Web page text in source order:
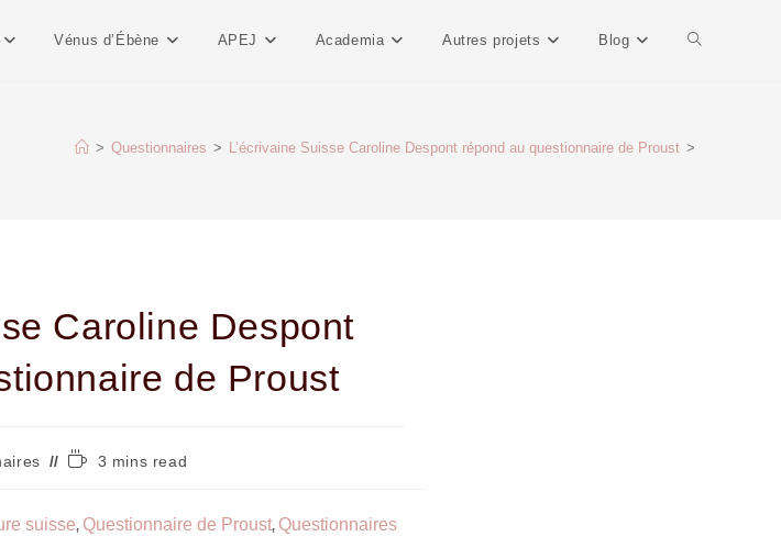
Vénus d’Ébène APEJ Academia Autres projets Blog
> Questionnaires > L’écrivaine Suisse Caroline Despont répond au questionnaire de Proust >
Caroline Despont
de Proust
3 mins read
suisse, Questionnaire de Proust, Questionnaires